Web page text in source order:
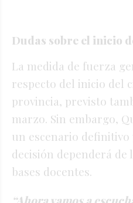
Dudas sobre el inicio
La medida de fuerza
respecto del inicio del
provincia, previsto
marzo. Sin embargo,
un escenario
decisión dependerá de
bases docentes.